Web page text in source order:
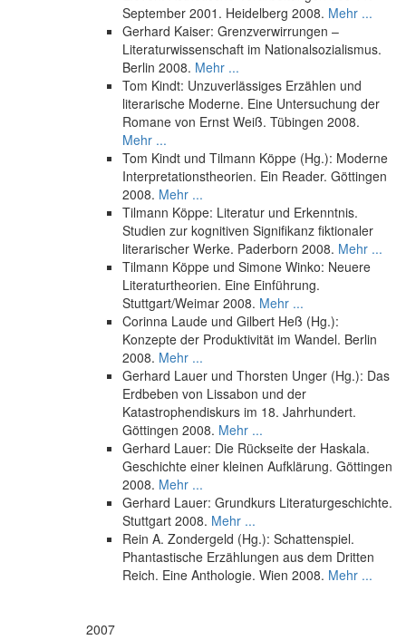
September 2001. Heidelberg 2008. Mehr ...
Gerhard Kaiser: Grenzverwirrungen –
Literaturwissenschaft im Nationalsozialismus.
Berlin 2008. Mehr ...
Tom Kindt: Unzuverlässiges Erzählen und
literarische Moderne. Eine Untersuchung der
Romane von Ernst Weiß. Tübingen 2008.
Mehr ...
Tom Kindt und Tilmann Köppe (Hg.): Moderne
Interpretationstheorien. Ein Reader. Göttingen
2008. Mehr ...
Tilmann Köppe: Literatur und Erkenntnis.
Studien zur kognitiven Signifikanz fiktionaler
literarischer Werke. Paderborn 2008. Mehr ...
Tilmann Köppe und Simone Winko: Neuere
Literaturtheorien. Eine Einführung.
Stuttgart/Weimar 2008. Mehr ...
Corinna Laude und Gilbert Heß (Hg.):
Konzepte der Produktivität im Wandel. Berlin
2008. Mehr ...
Gerhard Lauer und Thorsten Unger (Hg.): Das
Erdbeben von Lissabon und der
Katastrophendiskurs im 18. Jahrhundert.
Göttingen 2008. Mehr ...
Gerhard Lauer: Die Rückseite der Haskala.
Geschichte einer kleinen Aufklärung. Göttingen
2008. Mehr ...
Gerhard Lauer: Grundkurs Literaturgeschichte.
Stuttgart 2008. Mehr ...
Rein A. Zondergeld (Hg.): Schattenspiel.
Phantastische Erzählungen aus dem Dritten
Reich. Eine Anthologie. Wien 2008. Mehr ...
2007